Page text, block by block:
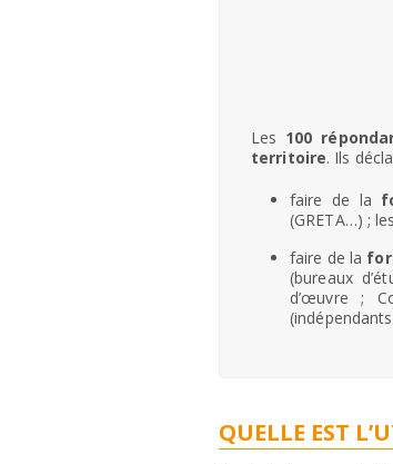
Les 100
territoire. Ils
faire de la
(GRETA…) ;
faire de la
(bureaux
d’œuvre ;
QUELLE EST